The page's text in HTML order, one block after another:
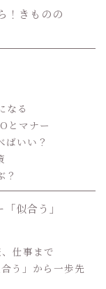
！きものの
なる
とマナー
ばいい？
？
似合う」
仕事まで
う」から一歩先